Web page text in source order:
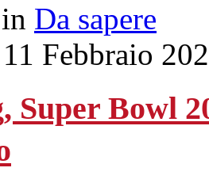
Da sapere
Febbraio
Super Bowl